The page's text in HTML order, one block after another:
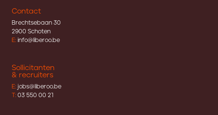
Contact
Brechtsebaan 30
2900 Schoten
E: info@liberoo.be
Sollicitanten
& recruiters
E: jobs@liberoo.be
T: 03 550 00 21